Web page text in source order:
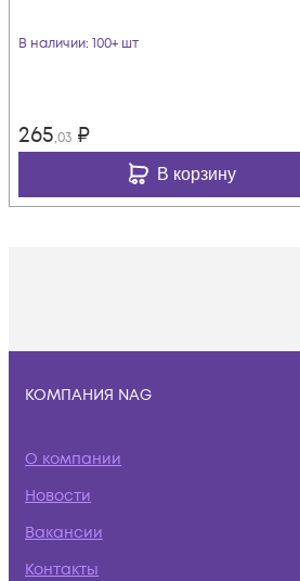
В наличии: 100+ шт
265,03 ₽
В корзину
КОМПАНИЯ NAG
О компании
Новости
Вакансии
Контакты